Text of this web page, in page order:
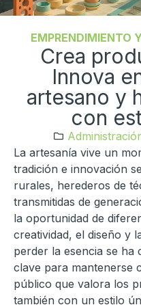
EMPRENDIMIENTO
Crea
Innova
artesano y
con
La artesanía vive un
tradición e innovación
rurales, herederos de
transmitidas de
la oportunidad de
creatividad, el diseño y
perder la esencia se ha
clave para mantenerse
público que valora los
también con un estilo